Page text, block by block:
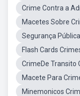
Crime Contra a
Macetes Sobre
Segurança
Flash Cards
CrimeDe Transito
Macete Para
Minemonicos